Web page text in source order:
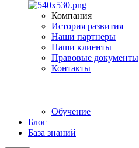
Компания
История развития
Наши партнеры
Наши клиенты
Правовые документы
Контакты
Обучение
Блог
База знаний